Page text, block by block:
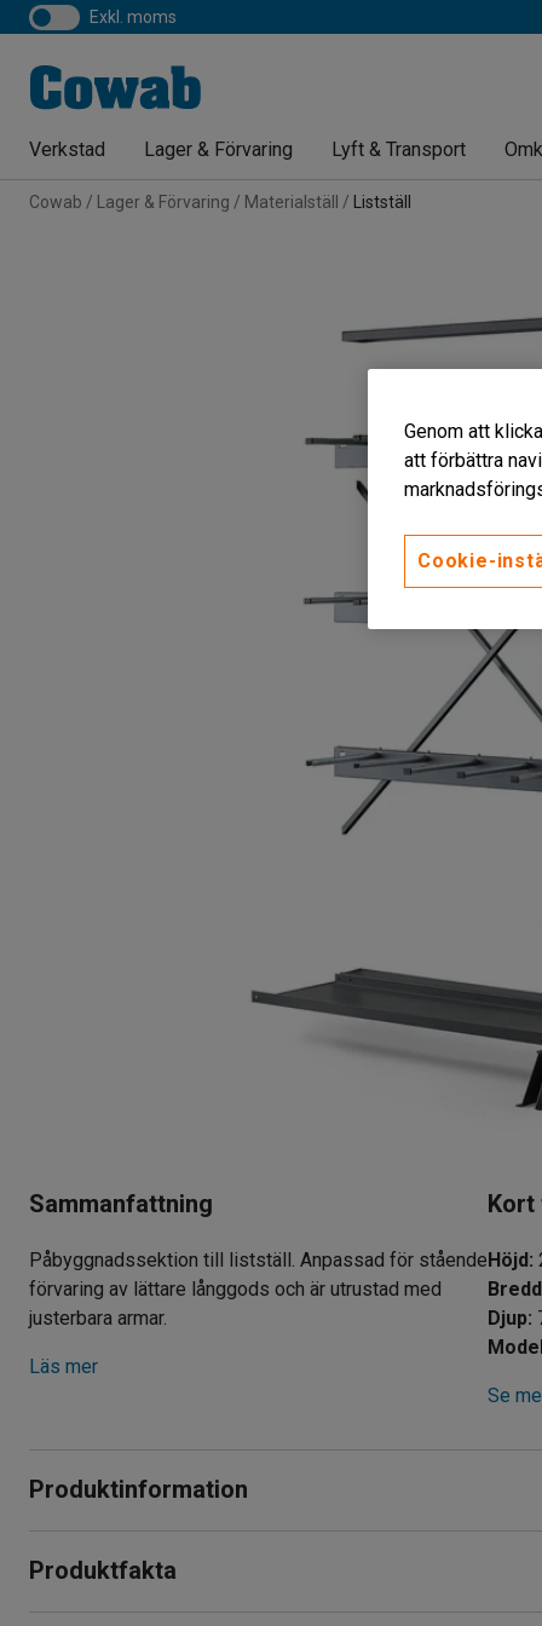
exkl. moms
Verkstad Lager & Förvaring Lyft & Transport
Cowab Lager & Förvaring Materialställ Listställ
Sammanfattning
Påbyggnadssektion till listställ. Anpassad för stående
förvaring av lättare långgods och är utrustad med
justerbara armar.
Läs mer
Kort
Höjd :
Bredd
Djup:
Modell
Se
Produktinformation
Sektionen är anpassad för stående förvaring av lättare
Produktfakta
Genom att
att förbättra
Cookie-